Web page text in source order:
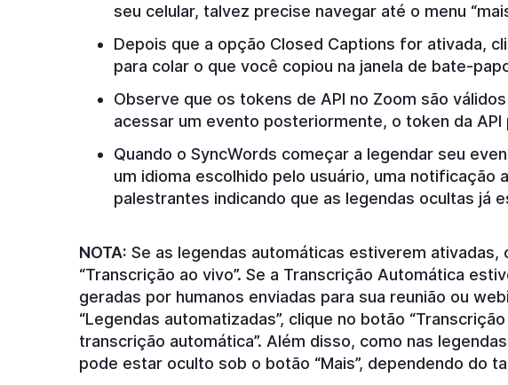
seu celular, talvez precise navegar até o menu
Depois que a opção Closed Captions for ativada,
para colar o que você copiou na janela de bate-
Observe que os tokens de API no Zoom são
acessar um evento posteriormente, o token da
Quando o SyncWords começar a legendar seu
um idioma escolhido pelo usuário, uma notificação
palestrantes indicando que as legendas ocultas já
NOTA: Se as legendas automáticas estiverem ativadas,
“Transcrição ao vivo”. Se a Transcrição Automática
geradas por humanos enviadas para sua reunião ou
“Legendas automatizadas”, clique no botão
transcrição automática”. Além disso, como nas
pode estar oculto sob o botão “Mais”, dependendo do